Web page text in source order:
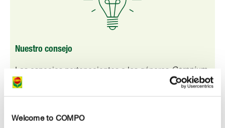
Welcome to COMPO
Nuestro consejo
Las especies pertenecientes a los génerosGeranium
yPelargonium
se caracterizan por su prolongada y
autolimpiables, se deben eliminar los tallos florales